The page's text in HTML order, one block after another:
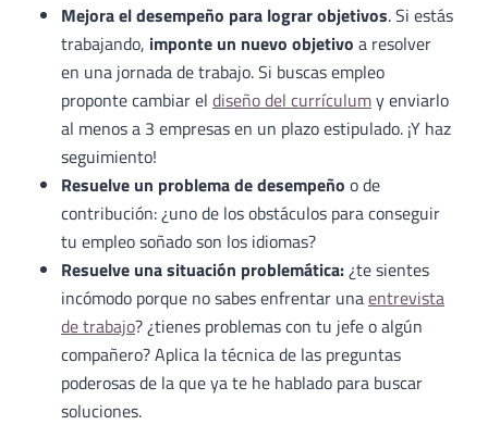
Mejora el desempeño para lograr objetivos. Si estás
trabajando, imponte un nuevo objetivo a resolver
en una jornada de trabajo. Si buscas empleo
proponte cambiar el diseño del currículumy enviarlo
al menos a 3 empresas en un plazo estipulado. ¡Y haz
seguimiento!
Resuelve un problema de desempeño o de
contribución: ¿uno de los obstáculos para conseguir
tu empleo soñado son los idiomas?
Resuelve una situación problemática:¿te sientes
incómodo porque no sabes enfrentar unaentrevista
de trabajo? ¿tienes problemas con tu jefe o algún
compañero? Aplica la técnica de las preguntas
poderosas de la que ya te he hablado para buscar
soluciones.